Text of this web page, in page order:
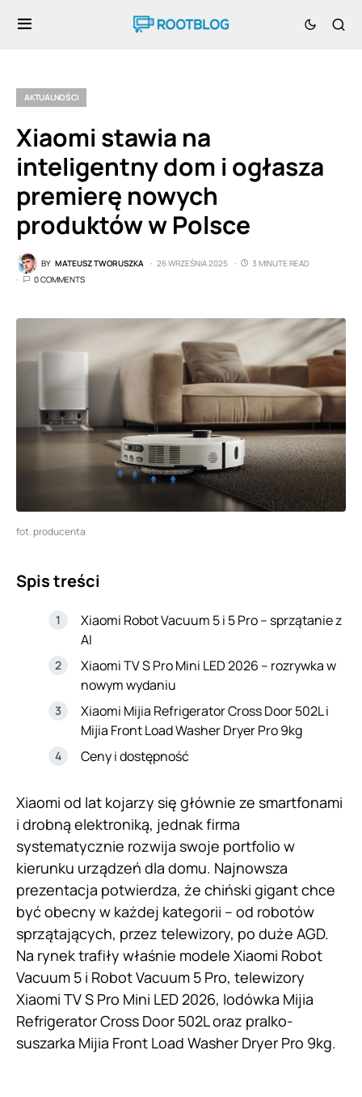
AKTUALNOŚCI
Xiaomi stawia na
inteligentny dom i ogłasza
premierę nowych
produktów w Polsce
BY MATEUSZ TWORUSZKA 26 WRZEŚNIA 2025
3 MINUTE READ
0 COMMENTS
fot. producenta
Spis treści
Xiaomi Robot Vacuum 5 i 5 Pro – sprzątanie z
AI
Xiaomi TV S Pro Mini LED 2026 – rozrywka w
nowym wydaniu
Xiaomi Mijia Refrigerator Cross Door 502L i
Mijia Front Load Washer Dryer Pro 9kg
Ceny i dostępność
Xiaomi od lat kojarzy się głównie ze smartfonami
i drobną elektroniką, jednak firma
systematycznie rozwija swoje portfolio w
kierunku urządzeń dla domu. Najnowsza
prezentacja potwierdza, że chiński gigant chce
być obecny w każdej kategorii – od robotów
sprzątających, przez telewizory, po duże AGD.
Na rynek trafiły właśnie modele Xiaomi Robot
Vacuum 5 i Robot Vacuum 5 Pro, telewizory
Xiaomi TV S Pro Mini LED 2026, lodówka Mijia
Refrigerator Cross Door 502L oraz pralko-
suszarka Mijia Front Load Washer Dryer Pro 9kg.